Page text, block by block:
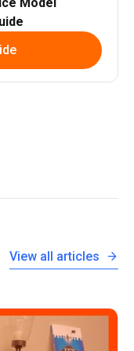
View all articles